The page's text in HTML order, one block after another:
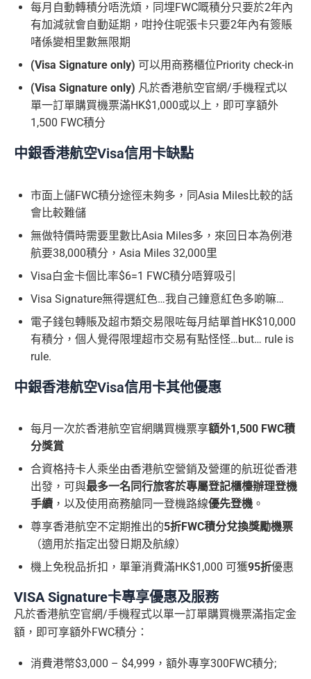
每月自動轉積分唔洗煩，同埋FWC嘅積分只要於2年內
有加減就會自動延期，咁拎住呢張卡只要2年內有簽賬
啫係變相里數無限期
(Visa Signature only) 可以用商務櫃位Priority check-in
(Visa Signature only) 凡於香港航空官網/手機程式以
單一訂單購買機票滿HK$1,000或以上，即可享額外
1,500 FWC積分
中銀香港航空Visa信用卡缺點
市面上儲FWC積分途徑未夠多，同Asia Miles比較的話
會比較難儲
無做特價時需要里數比Asia Miles多，來回日本為例港
航要38,000積分，Asia Miles 32,000里
Visa白金卡個比率$6=1 FWC積分唔算吸引
Visa Signature無得選紅色…我自己鐘意紅色多啲嘛…
電子錢包轉賬及超市類交易限咗每月結單首HK$10,000
有積分，個人覺得限埋超市交易有點怪怪…but… rule is
rule.
中銀香港航空Visa信用卡其他優惠
每月一次於香港航空官網購買機票享額外1,500 FWC積
分獎賞
合資格持卡人乘坐由香港航空營銷及營運的航班從香港
出發，可與最多一名同行旅客於專屬登記櫃檯辦理登機
手續 ，以及使用商務艙同一登機路線優先登機 。
尊享香港航空不定期推出的5折FWC積分兌換獎勵機票
（適用於指定出發日期及航線）
機上免稅品折扣，單筆消費滿HK$1,000 可獲95折優惠
VISA Signature卡專享優惠及服務
凡於香港航空官網/手機程式以單一訂單購買機票滿指定金
額，即可享額外FWC積分：
消費港幣$3,000 – $4,999，額外專享300FWC積分;